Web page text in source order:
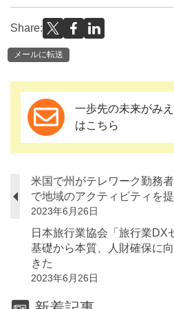
Share:
メールに転送
一歩先の未来がみ
はこちら
米国で州がテレワーク勤務
で地域のアクティビティを提
2023年6月26日
日本旅行業協会「旅行業DX
基礎から本質、人財確保に
きた
2023年6月26日